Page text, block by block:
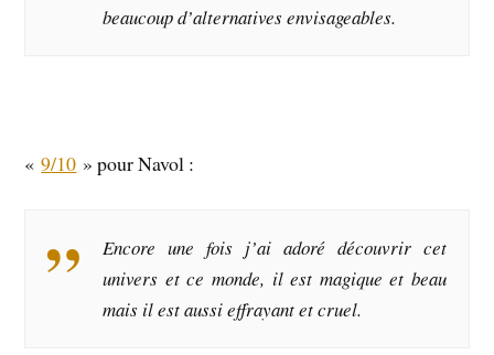
beaucoup d’alternatives envisageables.
«9/10 » pour Navol :
Encore une fois j’ai adoré découvrir cet
univers et ce monde, il est magique et beau
mais il est aussi effrayant et cruel.